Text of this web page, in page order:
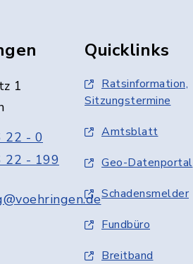
1
22 - 0
22 - 199
Quicklinks
Ratsinformation,
Sitzungstermine
Amtsblatt
Geo-Datenportal
Schadensmelder
Fundbüro
Breitband